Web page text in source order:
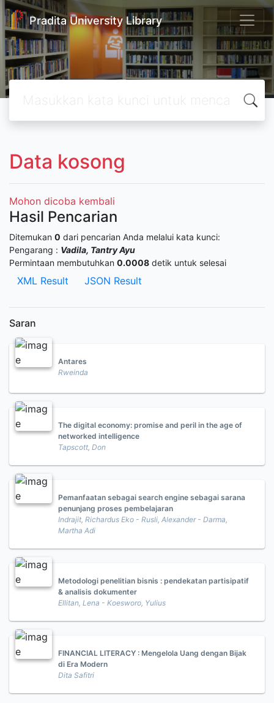
Pradita University Library
Data kosong
Mohon dicoba kembali
Hasil Pencarian
Ditemukan 0 dari pencarian Anda melalui kata kunci:
Pengarang : Vadila, Tantry Ayu
Permintaan membutuhkan 0.0008 detik untuk selesai
XML Result JSON Result
Saran
Antares
Rweinda
The digital economy: promise and peril in the age of
networked intelligence
Tapscott, Don
Pemanfaatan sebagai search engine sebagai sarana
penunjang proses pembelajaran
Indrajit, Richardus Eko - Rusli, Alexander - Darma,
Martha Adi
Metodologi penelitian bisnis : pendekatan partisipatif
& analisis dokumenter
Ellitan, Lena - Koesworo, Yulius
FINANCIAL LITERACY : Mengelola Uang dengan Bijak
di Era Modern
Dita Safitri